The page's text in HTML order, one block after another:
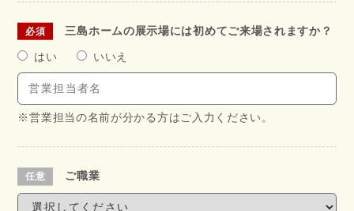
三島ホームの展示場には初めてご来場されますか？
はい いいえ
※営業担当の名前が分かる方はご入力ください。
ご職業